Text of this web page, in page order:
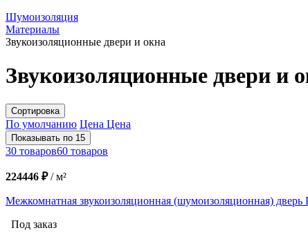
Шумоизоляция
Материалы
Звукоизоляционные двери и окна
Звукоизоляционные двери и
Сортировка
По умолчанию Цена Цена
Показывать по 15
30 товаров60 товаров
224446 ₽/м²
Межкомнатная звукоизоляционная (шумоизоляционная)
Под заказ